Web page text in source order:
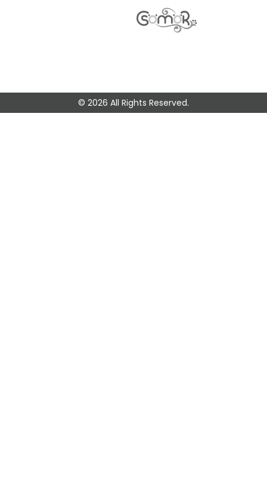
© 2026 All Rights Reserved.